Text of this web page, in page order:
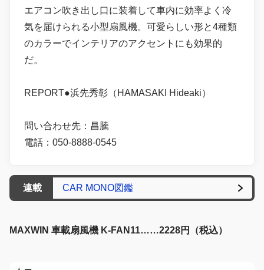
エアコン吹き出し口に装着して車内に効率よく冷
気を届けられる小型扇風機。可愛らしい形と4種類
のカラーでインテリアのアクセントにも効果的
だ。
REPORT●浜先秀彰（HAMASAKI Hideaki）
問い合わせ先：昌騰
電話：050-8888-0545
連載 CAR MONO図鑑
MAXWIN 車載扇風機 K-FAN11……2228円（税込）